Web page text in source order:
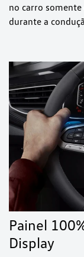
no carro
durante a
Painel
Display